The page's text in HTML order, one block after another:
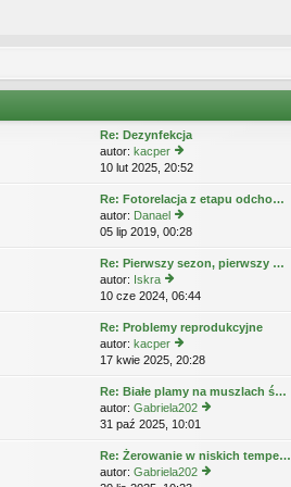
Re: Dezynfekcja
autor: kacper
y
ś
wi
etl
n
aj
n
w
s
z
y
p
o
st
10 lut 2025, 20:52
Re: Fotorelacja z etapu odcho…
autor: Danael
y
ś
wi
n
aj
n
o
w
s
z
y
p
o
st
05 lip 2019, 00:28
Re: Pierwszy sezon, pierwszy …
autor: Iskra
y
ś
wi
etl
n
aj
n
o
w
s
z
y
10 cze 2024, 06:44
Re: Problemy reprodukcyjne
autor: kacper
y
ś
wi
etl
n
aj
n
o
17 kwie 2025, 20:28
Re: Białe plamy na muszlach ś…
autor: Gabriela202
ś
wi
etl
31 paź 2025, 10:01
Re: Żerowanie w niskich tempe…
autor: Gabriela202